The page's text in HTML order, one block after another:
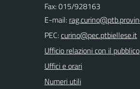
Fax: 015/928163
E-mail:
PEC:
Ufficio relazioni con il pubblico
Uffici e orari
Numeri utili